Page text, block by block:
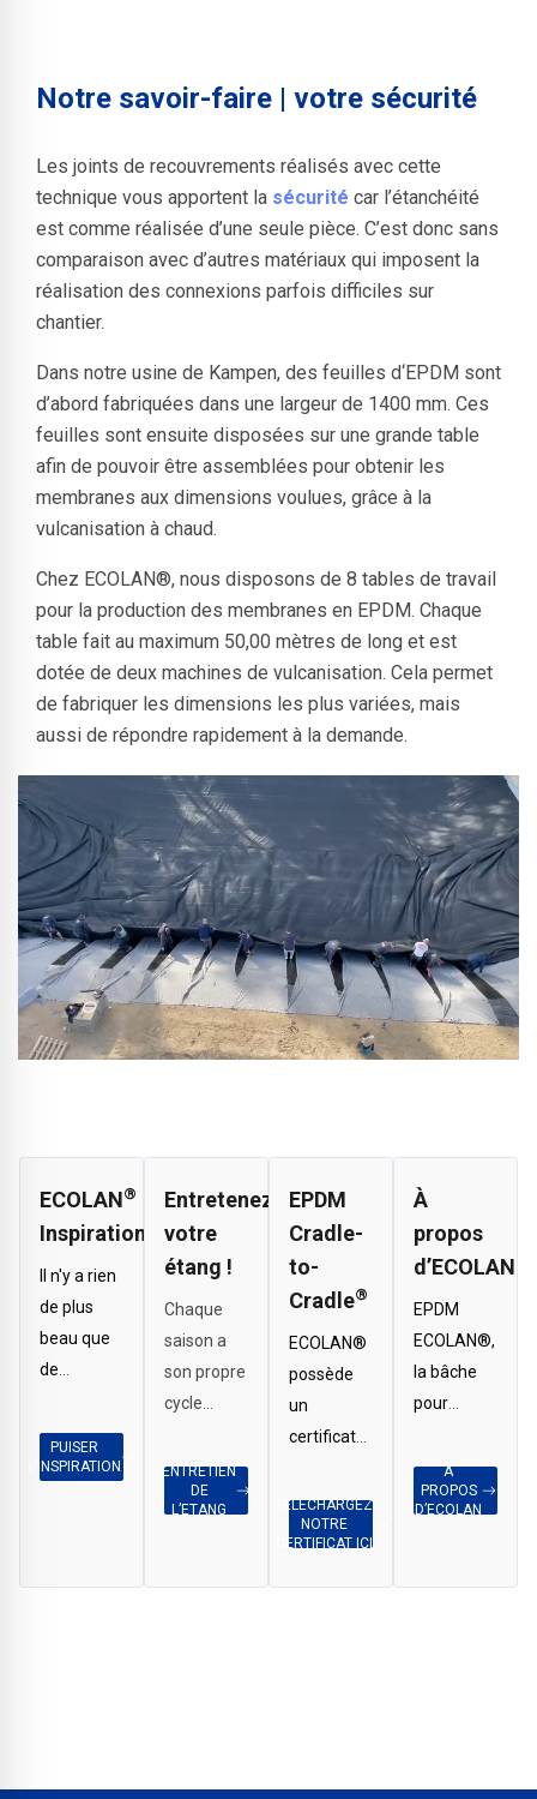
Notre savoir-faire | votre sécurité
Les joints de recouvrements réalisés avec cette
technique vous apportent la sécurité car l’étanchéité
est comme réalisée d’une seule pièce. C’est donc sans
comparaison avec d’autres matériaux qui imposent la
réalisation des connexions parfois difficiles sur
chantier.
Dans notre usine de Kampen, des feuilles d‘EPDM sont
d’abord fabriquées dans une largeur de 1400 mm. Ces
feuilles sont ensuite disposées sur une grande table
afin de pouvoir être assemblées pour obtenir les
membranes aux dimensions voulues, grâce à la
vulcanisation à chaud.
Chez ECOLAN®, nous disposons de 8 tables de travail
pour la production des membranes en EPDM. Chaque
table fait au maximum 50,00 mètres de long et est
dotée de deux machines de vulcanisation. Cela permet
de fabriquer les dimensions les plus variées, mais
aussi de répondre rapidement à la demande.
ECOLAN®
Inspiration
Il n'y a rien
de plus
beau que
de
de projets
déjà
d'inspiration
PUISER
L’INSPIRATION
Entretenez
votre
étang !
Chaque
saison a
son propre
cycle
pour que
vous
étang
ENTRETIEN
DE
L’ETANG
EPDM
Cradle-
to-
Cradle®
ECOLAN®
possède
un
certificat
Cradle
Bronze
TELECHARGEZ
NOTRE
CERTIFICAT ICI
À
propos
d’ECOLAN
EPDM
ECOLAN®,
la bâche
pour
destinée
aux
plus sur
À
PROPOS
D’ECOLAN